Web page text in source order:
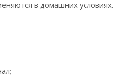
в домашних условиях.